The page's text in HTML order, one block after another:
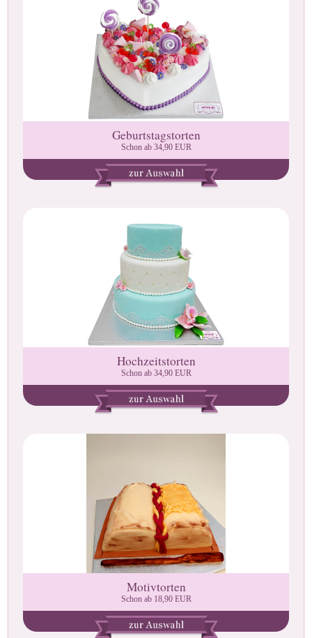
Geburtstagstorten
Schon ab 34,90 EUR
Hochzeitstorten
Schon ab 34,90 EUR
Motivtorten
Schon ab 18,90 EUR